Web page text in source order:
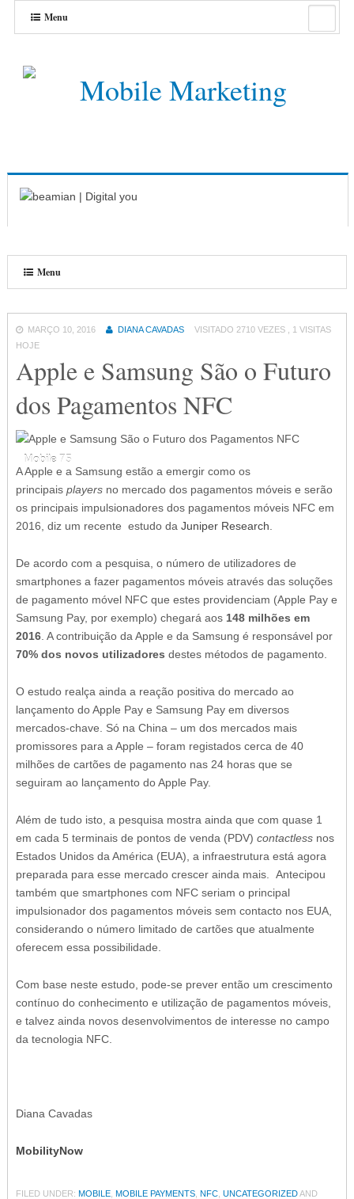
Menu
Menu
MARÇO 10, 2016 DIANA CAVADAS
VISITADO 2710 VEZES , 1 VISITAS
HOJE
Apple e Samsung São o Futuro
dos Pagamentos NFC
Mobile 75
Mobile 75
Mobile 75
A Apple e a Samsung estão a emergir como os
principais playersno mercado dos pagamentos móveis e serão
os principais impulsionadores dos pagamentos móveis NFC em
2016, diz um recente estudo da Juniper Research
De acordo com a pesquisa, o número de utilizadores de
smartphones a fazer pagamentos móveis através das soluções
de pagamento móvel NFC que estes providenciam (Apple Pay e
Samsung Pay, por exemplo) chegará aos 148 milhões em
2016. A contribuição da Apple e da Samsung é responsável por
70% dos novos utilizadores destes métodos de pagamento.
O estudo realça ainda a reação positiva do mercado ao
lançamento do Apple Pay e Samsung Pay em diversos
mercados-chave. Só na China – um dos mercados mais
promissores para a Apple – foram registados cerca de 40
milhões de cartões de pagamento nas 24 horas que se
seguiram ao lançamento do Apple Pay.
Além de tudo isto, a pesquisa mostra ainda que com quase 1
em cada 5 terminais de pontos de venda (PDV) contactless nos
Estados Unidos da América (EUA), a infraestrutura está agora
preparada para esse mercado crescer ainda mais. Antecipou
também que smartphones com NFC seriam o principal
impulsionador dos pagamentos móveis sem contacto nos EUA,
considerando o número limitado de cartões que atualmente
oferecem essa possibilidade.
Com base neste estudo, pode-se prever então um crescimento
contínuo do conhecimento e utilização de pagamentos móveis,
e talvez ainda novos desenvolvimentos de interesse no campo
da tecnologia NFC.
Diana Cavadas
MobilityNow
FILED UNDER: MOBILE, MOBILE PAYMENTS, NFC, UNCATEGORIZEDAND